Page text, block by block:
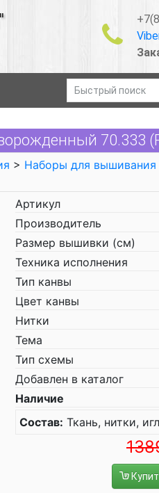
70.333
> Наборы для вышивания
Артикул
Производитель
Размер вышивки (см)
Техника исполнения
Тип канвы
Цвет канвы
Нитки
Тема
Тип схемы
Добавлен в каталог
Наличие
Состав: Ткань, нитки,